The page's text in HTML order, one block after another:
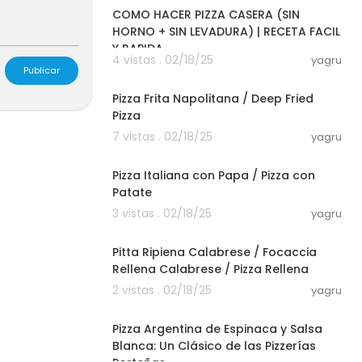
COMO HACER PIZZA CASERA (SIN
HORNO + SIN LEVADURA) | RECETA FACIL
Y RAPIDA
4 vistas . 02/18/25 yagru
Pizza Frita Napolitana / Deep Fried
Pizza
7 vistas . 02/18/25
yagru
Pizza Italiana con Papa / Pizza con
Patate
3 vistas . 02/18/25
yagru
Pitta Ripiena Calabrese / Focaccia
Rellena Calabrese / Pizza Rellena
2 vistas . 02/18/25
yagru
Pizza Argentina de Espinaca y Salsa
Blanca: Un Clásico de las Pizzerías
Publicar